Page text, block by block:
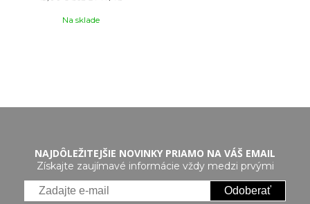
Na sklade
NAJDÔLEŽITEJŠIE NOVINKY PRIAMO NA VÁŠ EMAIL
Získajte zaujímavé informácie vždy medzi prvými
Odoberať